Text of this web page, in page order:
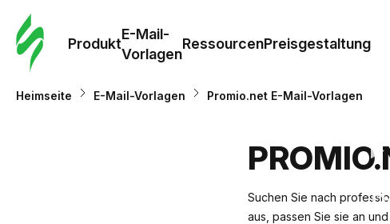
Produkt
E-Mail-
Vorlagen
RessourcenPreisgestaltung
Heimseite E-Mail-Vorlagen Promio.net E-Mail-Vorlagen
Suchen Sie nach
aus, passen Sie sie an